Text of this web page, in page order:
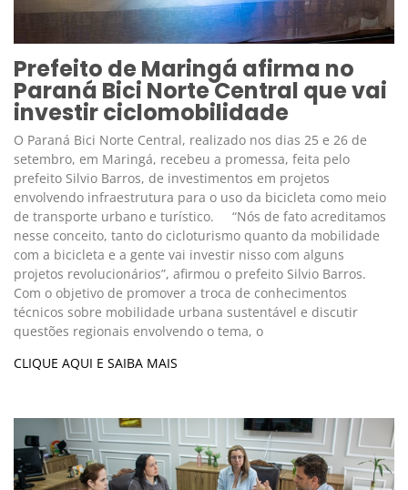
Prefeito de Maringá afirma no
Paraná Bici Norte Central que vai
investir ciclomobilidade
O Paraná Bici Norte Central, realizado nos dias 25 e 26 de
setembro, em Maringá, recebeu a promessa, feita pelo
prefeito Silvio Barros, de investimentos em projetos
envolvendo infraestrutura para o uso da bicicleta como meio
de transporte urbano e turístico. “Nós de fato acreditamos
nesse conceito, tanto do cicloturismo quanto da mobilidade
com a bicicleta e a gente vai investir nisso com alguns
projetos revolucionários”, afirmou o prefeito Silvio Barros.
Com o objetivo de promover a troca de conhecimentos
técnicos sobre mobilidade urbana sustentável e discutir
questões regionais envolvendo o tema, o
CLIQUE AQUI E SAIBA MAIS